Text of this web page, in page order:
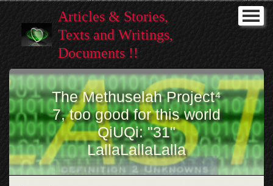
Articles & Stories,
Texts and Writings,
Documents !!
The Methuselah Project⁴
7, too good for this world
QiUQi: "31"
LallaLallaLalla
I (Home)
Intro
Stories
Gallery
Help
Promicin